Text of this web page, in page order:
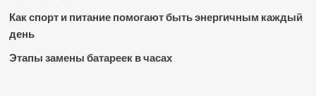
Как спорт и питание помогают быть энергичным каждый
день
Этапы замены батареек в часах